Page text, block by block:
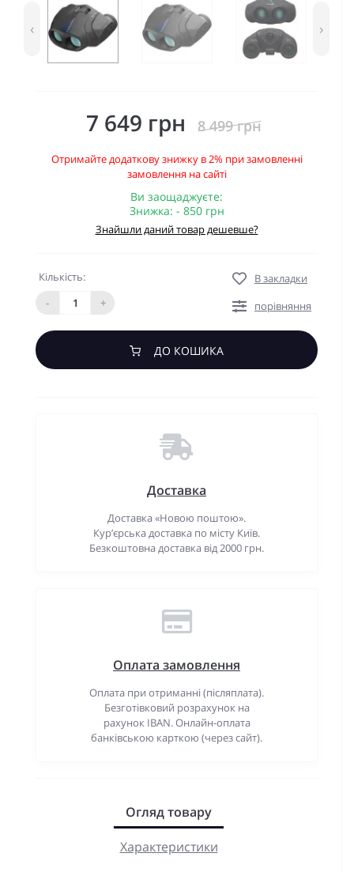
‹ ›
7 649 грн 8 499 грн
Отримайте додаткову знижку в 2% при замовленні
замовлення на сайті
Ви заощаджуєте:
Знижка: - 850 грн
Знайшли даний товар дешевше?
Кількість:
-
+
В закладки
порівняння
ДО КОШИКА
Доставка
Доставка «Новою поштою».
Кур’єрська доставка по місту Київ.
Безкоштовна доставка від 2000 грн.
Оплата замовлення
Оплата при отриманні (післяплата).
Безготівковий розрахунок на
рахунок IBAN. Онлайн-оплата
банківською карткою (через сайт).
Огляд товару
Характеристики